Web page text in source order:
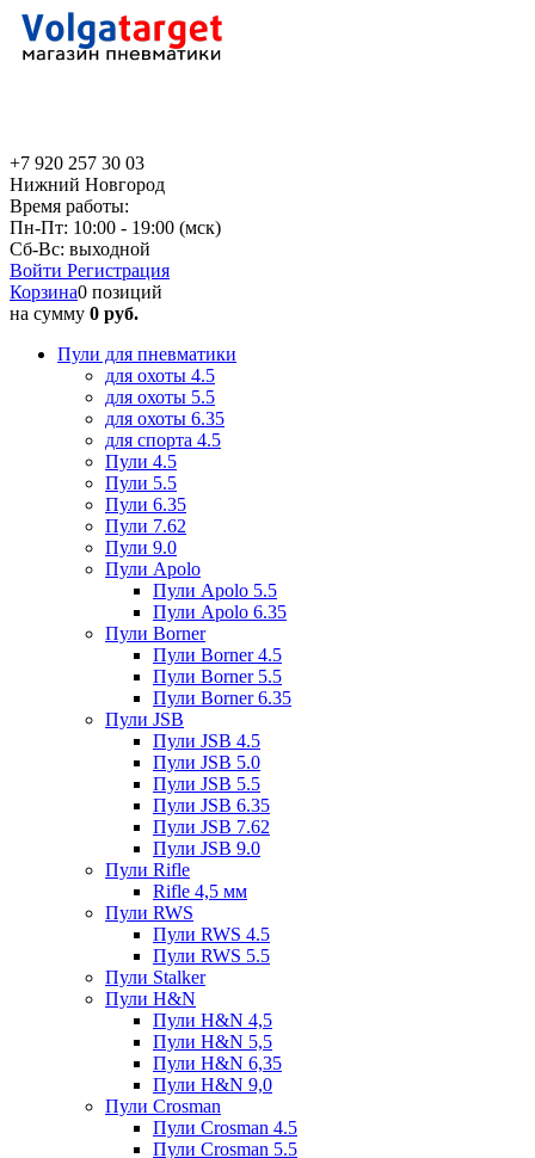
+7 920 257 30 03
Нижний Новгород
Время работы:
Пн-Пт: 10:00 - 19:00 (мск)
Сб-Вс: выходной
Войти Регистрация
Корзина0 позиций
на сумму 0 руб.
Пули для пневматики
для охоты 4.5
для охоты 5.5
для охоты 6.35
для спорта 4.5
Пули 4.5
Пули 5.5
Пули 6.35
Пули 7.62
Пули 9.0
Пули Apolo
Пули Apolo 5.5
Пули Apolo 6.35
Пули Borner
Пули Borner 4.5
Пули Borner 5.5
Пули Borner 6.35
Пули JSB
Пули JSB 4.5
Пули JSB 5.0
Пули JSB 5.5
Пули JSB 6.35
Пули JSB 7.62
Пули JSB 9.0
Пули Rifle
Rifle 4,5 мм
Пули RWS
Пули RWS 4.5
Пули RWS 5.5
Пули Stalker
Пули H&N
Пули H&N 4,5
Пули H&N 5,5
Пули H&N 6,35
Пули H&N 9,0
Пули Crosman
Пули Crosman 4.5
Пули Crosman 5.5